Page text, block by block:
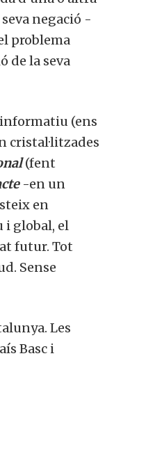
negació -
problema
de la seva
(ens
cristal·litzades
(fent
-en un
en
i global, el
futur. Tot
Sense
Les
Basc i